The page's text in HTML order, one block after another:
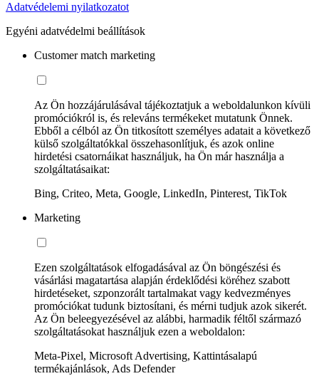
Adatvédelemi nyilatkozatot
Egyéni adatvédelmi beállítások
Customer match marketing
Az Ön hozzájárulásával tájékoztatjuk a weboldalunkon kívüli
promóciókról is, és releváns termékeket mutatunk Önnek.
Ebből a célból az Ön titkosított személyes adatait a következő
külső szolgáltatókkal összehasonlítjuk, és azok online
hirdetési csatornáikat használjuk, ha Ön már használja a
szolgáltatásaikat:
Bing, Criteo, Meta, Google, LinkedIn, Pinterest, TikTok
Marketing
Ezen szolgáltatások elfogadásával az Ön böngészési és
vásárlási magatartása alapján érdeklődési köréhez szabott
hirdetéseket, szponzorált tartalmakat vagy kedvezményes
promóciókat tudunk biztosítani, és mérni tudjuk azok sikerét.
Az Ön beleegyezésével az alábbi, harmadik féltől származó
szolgáltatásokat használjuk ezen a weboldalon:
Meta-Pixel, Microsoft Advertising, Kattintásalapú
termékajánlások, Ads Defender